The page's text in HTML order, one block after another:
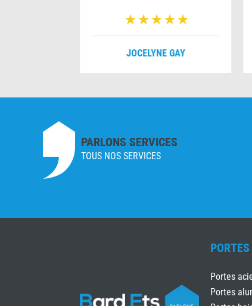
JOCELYNE GAY
PARLONS SERVICES
TOUS NOS SERVICES
Portes
Portes